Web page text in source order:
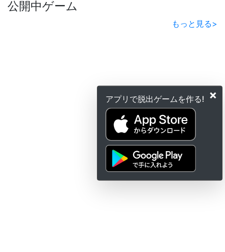
×
アプリで脱出ゲームを作る!
公開中ゲーム
もっと見る>